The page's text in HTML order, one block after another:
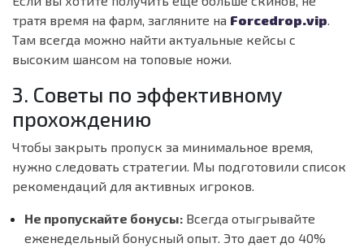
тратя время на фарм, загляните на Forcedrop.vip.
Там всегда можно найти актуальные кейсы с
высоким шансом на топовые ножи.
3. Советы по эффективному
прохождению
Чтобы закрыть пропуск за минимальное время,
нужно следовать стратегии. Мы подготовили список
рекомендаций для активных игроков.
Не пропускайте бонусы: Всегда отыгрывайте
еженедельный бонусный опыт. Это дает до 40%